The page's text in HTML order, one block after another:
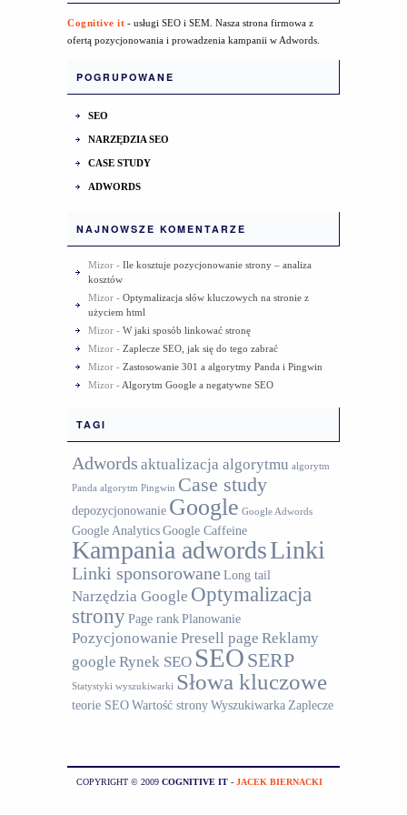
Cognitive it - usługi SEO i SEM. Nasza strona firmowa z
ofertą pozycjonowania i prowadzenia kampanii w Adwords.
POGRUPOWANE
SEO
NARZĘDZIA SEO
CASE STUDY
ADWORDS
NAJNOWSZE KOMENTARZE
Mizor - Ile kosztuje pozycjonowanie strony – analiza
kosztów
Mizor - Optymalizacja słów kluczowych na stronie z
użyciem html
Mizor - W jaki sposób linkować stronę
Mizor - Zaplecze SEO, jak się do tego zabrać
Mizor - Zastosowanie 301 a algorytmy Panda i Pingwin
Mizor - Algorytm Google a negatywne SEO
TAGI
Adwords aktualizacja algorytmu algorytm
Panda algorytm Pingwin Case study
depozycjonowanie Google Google Adwords
Google AnalyticsGoogle Caffeine
Kampania adwordsLinki
Linki sponsorowane Long tail
Narzędzia Google Optymalizacja
stronyPage rankPlanowanie
Pozycjonowanie Presell page Reklamy
google Rynek SEO SEO SERP
Statystyki wyszukiwarki Słowa kluczowe
teorie SEOWartość stronyWyszukiwarka Zaplecze
COPYRIGHT © 2009 COGNITIVE IT - JACEK BIERNACKI